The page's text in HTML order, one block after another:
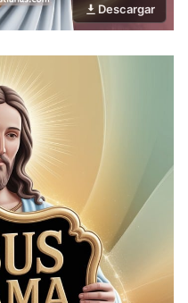
Descargar